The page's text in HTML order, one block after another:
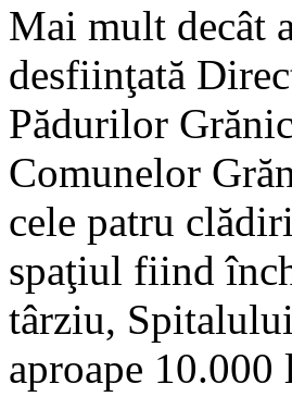
Mai mult decât
desfiinţată
Pădurilor
Comunelor
cele patru
spaţiul fiind
târziu,
aproape 10.000